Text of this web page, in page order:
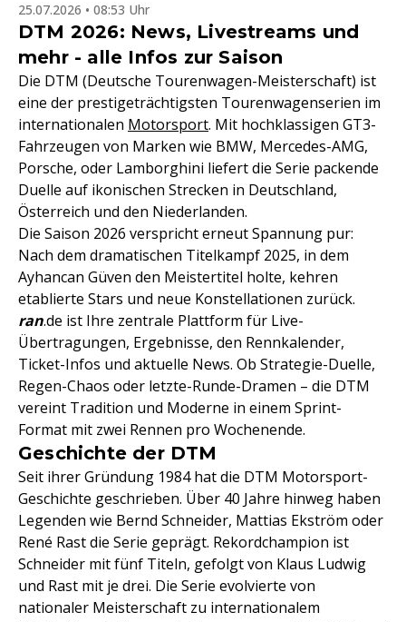
25.07.2026 • 08:53 Uhr
DTM 2026: News, Livestreams und
mehr - alle Infos zur Saison
Die DTM (Deutsche Tourenwagen-Meisterschaft) ist
eine der prestigeträchtigsten Tourenwagenserien im
internationalen Motorsport. Mit hochklassigen GT3-
Fahrzeugen von Marken wie BMW, Mercedes-AMG,
Porsche, oder Lamborghini liefert die Serie packende
Duelle auf ikonischen Strecken in Deutschland,
Österreich und den Niederlanden.
Die Saison 2026 verspricht erneut Spannung pur:
Nach dem dramatischen Titelkampf 2025, in dem
Ayhancan Güven den Meistertitel holte, kehren
etablierte Stars und neue Konstellationen zurück.
ran.de ist Ihre zentrale Plattform für Live-
Übertragungen, Ergebnisse, den Rennkalender,
Ticket-Infos und aktuelle News. Ob Strategie-Duelle,
Regen-Chaos oder letzte-Runde-Dramen – die DTM
vereint Tradition und Moderne in einem Sprint-
Format mit zwei Rennen pro Wochenende.
Geschichte der DTM
Seit ihrer Gründung 1984 hat die DTM Motorsport-
Geschichte geschrieben. Über 40 Jahre hinweg haben
Legenden wie Bernd Schneider, Mattias Ekström oder
René Rast die Serie geprägt. Rekordchampion ist
Schneider mit fünf Titeln, gefolgt von Klaus Ludwig
und Rast mit je drei. Die Serie evolvierte von
nationaler Meisterschaft zu internationalem